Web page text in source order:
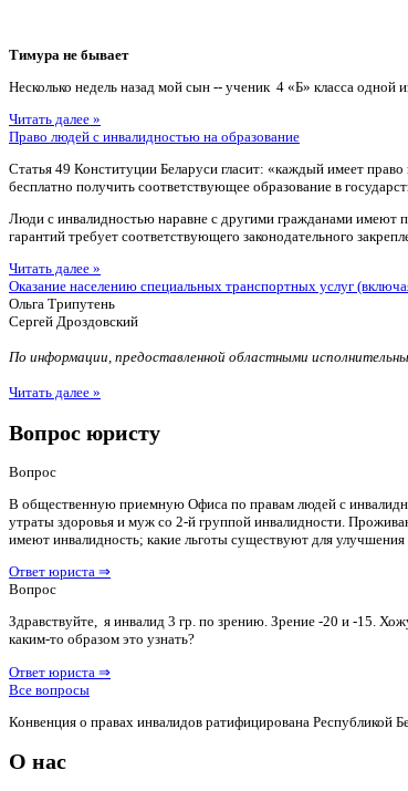
Тимура не бывает
Несколько недель назад мой сын -- ученик 4 «Б» класса одной
Читать далее »
Право людей с инвалидностью на образование
Статья 49 Конституции Беларуси гласит: «каждый имеет
бесплатно получить соответствующее образование в
Люди с инвалидностью наравне с другими гражданами имеют
гарантий требует соответствующего законодательного
Читать далее »
Оказание населению специальных транспортных услуг
Ольга Трипутень
Сергей Дроздовский
По информации, предоставленной областными
Читать далее »
Вопрос юристу
Вопрос
В общественную приемную Офиса по правам людей с
утраты здоровья и муж со 2-й группой инвалидности.
имеют инвалидность; какие льготы существуют для
Ответ юриста ⇒
Вопрос
Здравствуйте, я инвалид 3 гр. по зрению. Зрение -20 и -15.
каким-то образом это узнать?
Ответ юриста ⇒
Все вопросы
Конвенция о правах инвалидов ратифицирована Республикой
О нас